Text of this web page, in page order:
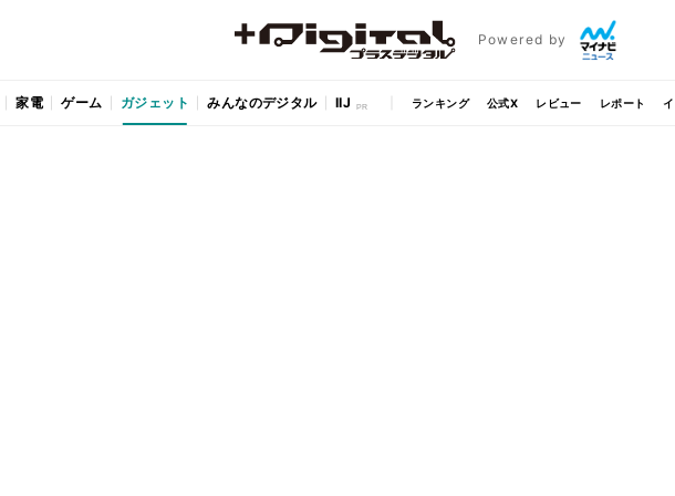
Powered by
家電 ゲーム ガジェット みんなのデジタル IIJ ランキング 公式X レビュー レポート